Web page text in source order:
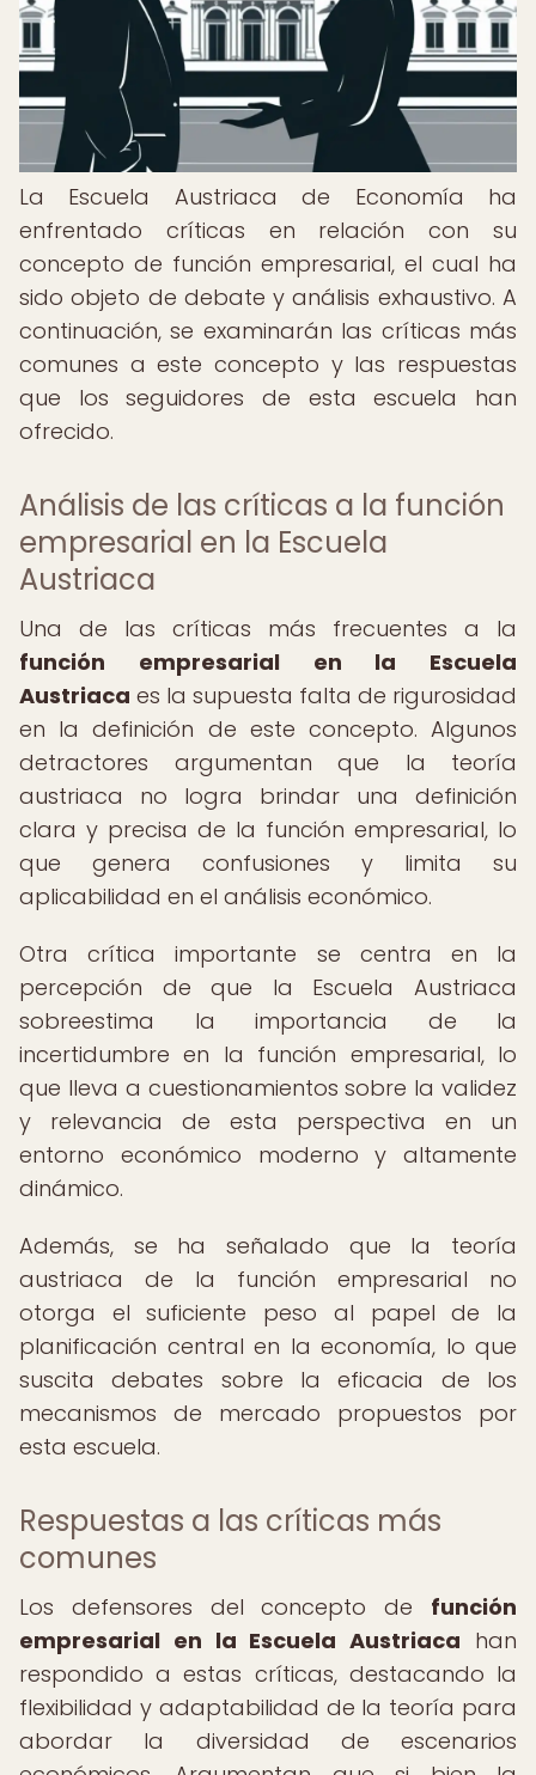
La Escuela Austriaca de Economía ha
enfrentado críticas en relación con su
concepto de función empresarial, el cual ha
sido objeto de debate y análisis exhaustivo. A
continuación, se examinarán las críticas más
comunes a este concepto y las respuestas
que los seguidores de esta escuela han
ofrecido.
Análisis de las críticas a la función
empresarial en la Escuela
Austriaca
Una de las críticas más frecuentes a la
función empresarial en la Escuela
Austriaca es la supuesta falta de rigurosidad
en la definición de este concepto. Algunos
detractores argumentan que la teoría
austriaca no logra brindar una definición
clara y precisa de la función empresarial, lo
que genera confusiones y limita su
aplicabilidad en el análisis económico.
Otra crítica importante se centra en la
percepción de que la Escuela Austriaca
sobreestima la importancia de la
incertidumbre en la función empresarial, lo
que lleva a cuestionamientos sobre la validez
y relevancia de esta perspectiva en un
entorno económico moderno y altamente
dinámico.
Además, se ha señalado que la teoría
austriaca de la función empresarial no
otorga el suficiente peso al papel de la
planificación central en la economía, lo que
suscita debates sobre la eficacia de los
mecanismos de mercado propuestos por
esta escuela.
Respuestas a las críticas más
comunes
Los defensores del concepto de función
empresarial en la Escuela Austriaca han
respondido a estas críticas, destacando la
flexibilidad y adaptabilidad de la teoría para
abordar la diversidad de escenarios